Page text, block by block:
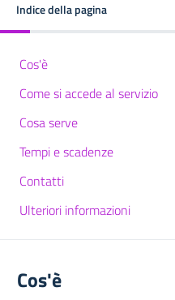
Indice della pagina
Cos'è
Come si accede al servizio
Cosa serve
Tempi e scadenze
Contatti
Ulteriori informazioni
Cos'è